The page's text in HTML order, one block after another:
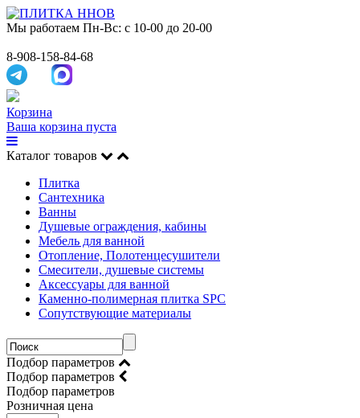
Мы работаем Пн-Вс: с 10-00 до 20-00
8-908-158-84-68
Корзина
Ваша корзина пуста
Каталог товаров
Плитка
Сантехника
Ванны
Душевые ограждения, кабины
Мебель для ванной
Отопление, Полотенцесушители
Смесители, душевые системы
Аксессуары для ванной
Каменно-полимерная плитка SPC
Сопутствующие материалы
Подбор параметров
Подбор параметров
Подбор параметров
Розничная цена